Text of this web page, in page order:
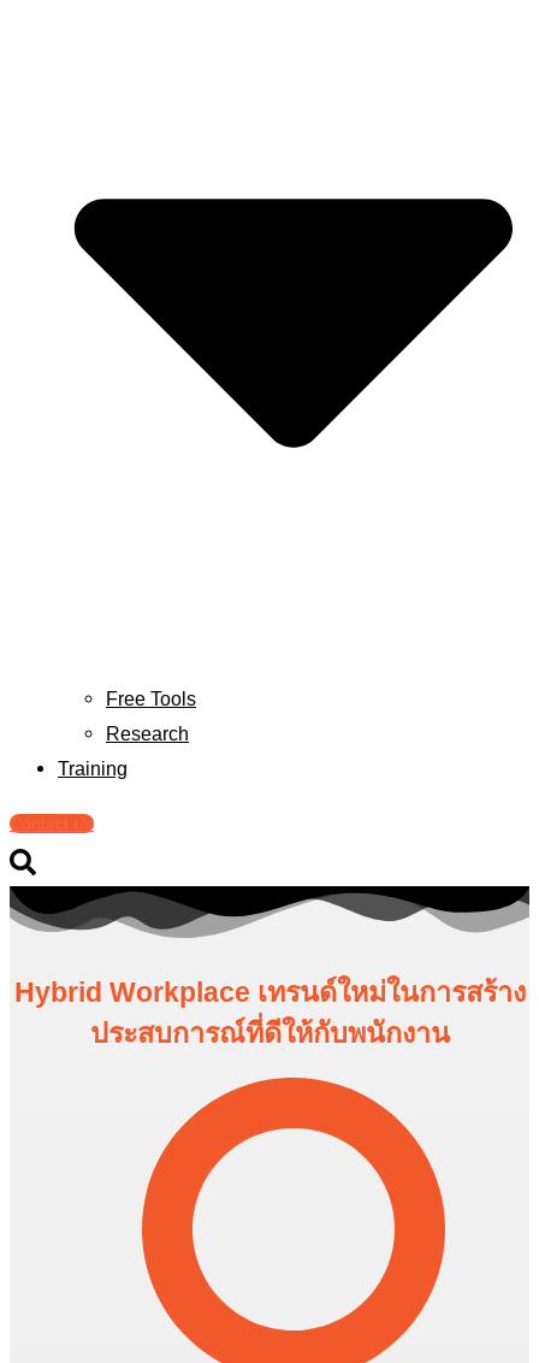
Free Tools
Research
Training
Contact Us
Hybrid Workplace เทรนด์ใหม่ในการสร้าง
ประสบการณ์ที่ดีให้กับพนักงาน